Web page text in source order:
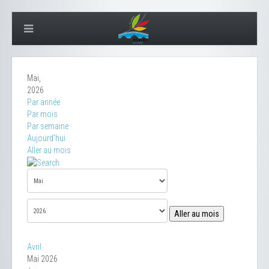
Mai,
2026
Par année
Par mois
Par semaine
Aujourd'hui
Aller au mois
Aller au mois
Avril
Mai 2026